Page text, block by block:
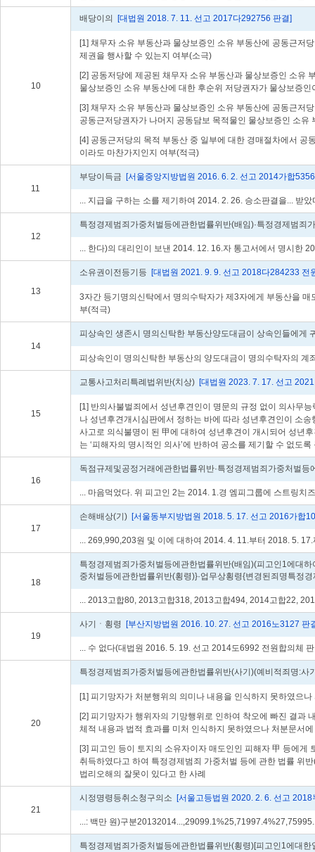
10
배당이의 [대법원 2018. 7. 11. 선고 2017다292756 판결]
[1] 채무자 소유 부동산과 물상보증인 소유 부동산에 공동근저
제권을 행사할 수 있는지 여부(소극)
[2] 공동저당에 제공된 채무자 소유 부동산과 물상보증인 소유
물상보증인 소유 부동산에 대한 후순위 저당권자가 물상보증
[3] 채무자 소유 부동산과 물상보증인 소유 부동산에 공동근저
공동근저당권자가 나머지 공동담보 목적물인 물상보증인 소
[4] 공동근저당의 목적 부동산 중 일부에 대한 경매절차에서
이라도 마찬가지인지 여부(적극)
11
부당이득금 [서울중앙지방법원 2016. 6. 2. 선고 2014가합
... 지급을 구하는 소를 제기하여 2014. 2. 26. 승소판결을... 받
12
특정경제범죄가중처벌등에관한법률위반(배임)·특정경제범죄
... 한다)의 대리인이 보낸 2014. 12. 16.자 통고서에서 명시한
13
소유권이전등기등 [대법원 2021. 9. 9. 선고 2018다284233 전
3자간 등기명의신탁에서 명의수탁자가 제3자에게 부동산을
부(적극)
14
피상속인 생존시 명의신탁한 부동산양도대금이 상속인들에게
피상속인이 명의신탁한 부동산의 양도대금이 명의수탁자의
15
교통사고처리특례법위반(치상) [대법원 2023. 7. 17. 선고
[1] 반의사불벌죄에서 성년후견인이 명문의 규정 없이 의사무
나 성년후견개시심판에서 정하는 바에 따라 성년후견인이 소
사고로 의식불명이 된 甲에 대하여 성년후견이 개시되어 성년
는 ‘피해자의 명시적인 의사’에 반하여 공소를 제기할 수 없도
16
독점규제및공정거래에관한법률위반·특정경제범죄가중처벌
... 마음먹었다. 위 피고인 2는 2014. 1.경 엠피그룹에 스트링
17
손해배상(기) [서울동부지방법원 2018. 5. 17. 선고 2016가합
... 269,990,203원 및 이에 대하여 2014. 4. 11.부터 2018. 5.
18
특정경제범죄가중처벌등에관한법률위반(배임)(피고인1에대
중처벌등에관한법률위반(횡령)}·업무상횡령{변경된죄명특정
... 2013고합80, 2013고합318, 2013고합494, 2014고합22,
19
사기ㆍ횡령 [부산지방법원 2016. 10. 27. 선고 2016노3127 판
... 수 없다(대법원 2016. 5. 19. 선고 2014도6992 전원합의체
20
특정경제범죄가중처벌등에관한법률위반(사기)(예비적죄명:사
[1] 피기망자가 처분행위의 의미나 내용을 인식하지 못하였으
[2] 피기망자가 행위자의 기망행위로 인하여 착오에 빠진 결과
체적 내용과 법적 효과를 미처 인식하지 못하였으나 처분문서
[3] 피고인 등이 토지의 소유자이자 매도인인 피해자 甲 등에
취득하였다고 하여 특정경제범죄 가중처벌 등에 관한 법률 위
법리오해의 잘못이 있다고 한 사례
21
시정명령등취소청구의소 [서울고등법원 2020. 2. 6. 선고
...: 백만 원)구분
특정경제범죄가중처벌등에관한법률위반(횡령)[피고인1에대